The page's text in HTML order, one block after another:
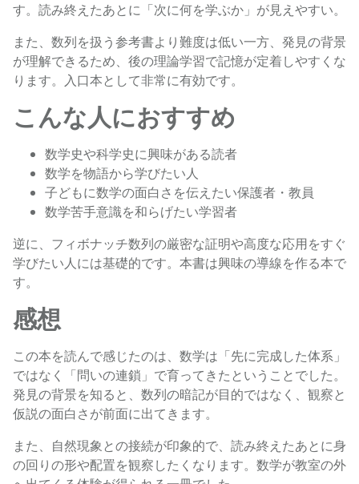
す。読み終えたあとに「次に何を学ぶか」が見えやすい。
また、数列を扱う参考書より難度は低い一方、発見の背景
が理解できるため、後の理論学習で記憶が定着しやすくな
ります。入口本として非常に有効です。
こんな人におすすめ
数学史や科学史に興味がある読者
数学を物語から学びたい人
子どもに数学の面白さを伝えたい保護者・教員
数学苦手意識を和らげたい学習者
逆に、フィボナッチ数列の厳密な証明や高度な応用をすぐ
学びたい人には基礎的です。本書は興味の導線を作る本で
す。
感想
この本を読んで感じたのは、数学は「先に完成した体系」
ではなく「問いの連鎖」で育ってきたということでした。
発見の背景を知ると、数列の暗記が目的ではなく、観察と
仮説の面白さが前面に出てきます。
また、自然現象との接続が印象的で、読み終えたあとに身
の回りの形や配置を観察したくなります。数学が教室の外